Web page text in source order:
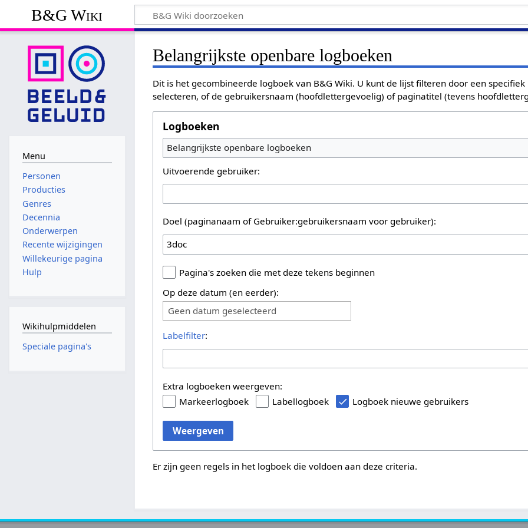
B&G Wiki
Belangrijkste openbare logboeken
Dit is het gecombineerde logboek van B&G Wiki. U kunt de lijst filteren door een
selecteren, of de gebruikersnaam (hoofdlettergevoelig) of paginatitel (tevens
Logboeken
Belangrijkste openbare logboeken
Uitvoerende gebruiker:
Doel (paginanaam of Gebruiker:gebruikersnaam voor gebruiker):
Pagina's zoeken die met deze tekens beginnen
Op deze datum (en eerder):
Geen datum geselecteerd
Labelfilter:
Extra logboeken weergeven:
Markeerlogboek
Labellogboek Logboek nieuwe gebruikers
Weergeven
Er zijn geen regels in het logboek die voldoen aan deze criteria.
Menu
Personen
Producties
Genres
Decennia
Onderwerpen
Recente wijzigingen
Willekeurige pagina
Hulp
Wikihulpmiddelen
Speciale pagina's